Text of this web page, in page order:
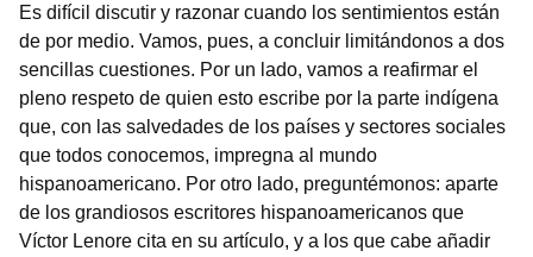
Es difícil discutir y razonar cuando los sentimientos están
de por medio. Vamos, pues, a concluir limitándonos a dos
sencillas cuestiones. Por un lado, vamos a reafirmar el
pleno respeto de quien esto escribe por la parte indígena
que, con las salvedades de los países y sectores sociales
que todos conocemos, impregna al mundo
hispanoamericano. Por otro lado, preguntémonos: aparte
de los grandiosos escritores hispanoamericanos que
Víctor Lenore cita en su artículo, y a los que cabe añadir